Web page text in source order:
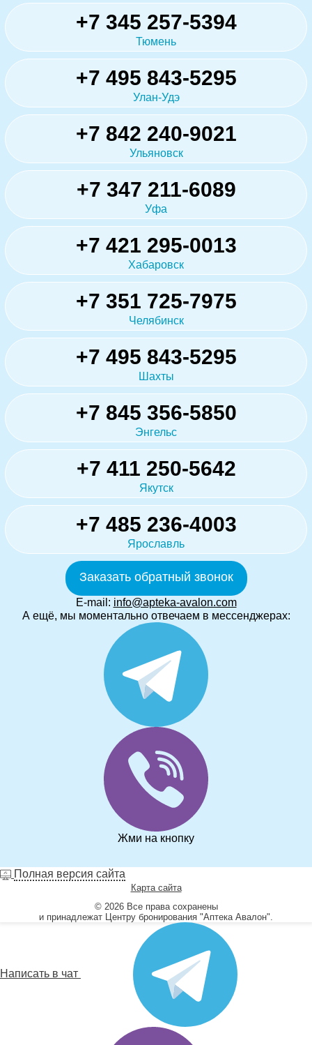
+7 345 257-5394
Тюмень
+7 495 843-5295
Улан-Удэ
+7 842 240-9021
Ульяновск
+7 347 211-6089
Уфа
+7 421 295-0013
Хабаровск
+7 351 725-7975
Челябинск
+7 495 843-5295
Шахты
+7 845 356-5850
Энгельс
+7 411 250-5642
Якутск
+7 485 236-4003
Ярославль
Заказать обратный звонок
E-mail: info@apteka-avalon.com
А ещё, мы моментально отвечаем в мессенджерах:
Жми на кнопку
Полная версия сайта
Карта сайта
© 2026 Все права сохранены
и принадлежат Центру бронирования "Аптека Авалон".
Написать в чат